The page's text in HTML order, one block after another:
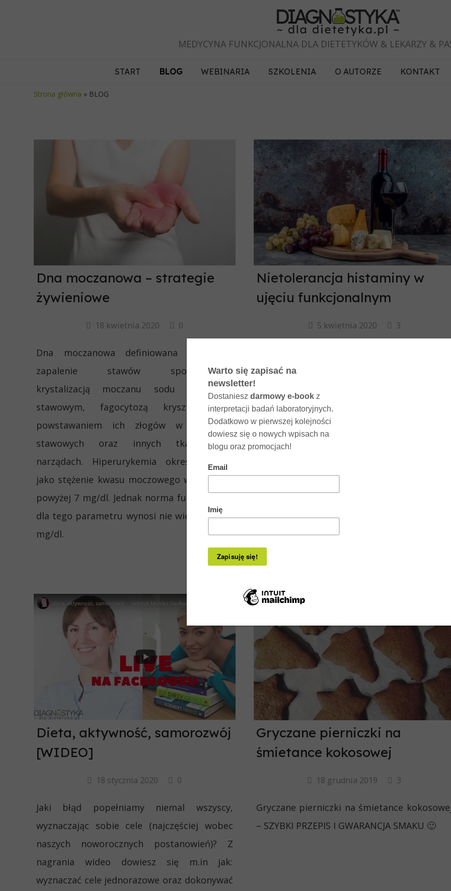
MEDYCYNA FUNKCJONALNA DLA DIETETYKÓW & LEKARZY &
START BLOG WEBINARIA SZKOLENIA O AUTORZE KONTAKT
Strona główna » BLOG
Dna moczanowa – strategie
żywieniowe
18 kwietnia 2020 0
Dna moczanowa definiowana jest jako
zapalenie stawów spowodowane
krystalizacją moczanu sodu w płynie
stawowym, fagocytozą kryształków i
powstawaniem ich złogów w tkankach
stawowych oraz innych tkankach i
narządach. Hiperurykemia określana jest
jako stężenie kwasu moczowego w surowicy
powyżej 7 mg/dl. Jednak norma funkcjonalna
dla tego parametru wynosi nie więcej niż 4,2
mg/dl.
Nietolerancja histaminy w
ujęciu funkcjonalnym
5 kwietnia 2020 3
produkowaną przez komórki żołądka,
prawidłową degradację odpowiada enzym:
DAO (diamonooksydaza) i/lub HMNT (N-
metylotransferaza histaminy). DAO rozkłada
powstaje z histydyny pod wpływem enzymu
oraz grzybów.
Dieta, aktywność, samorozwój
[WIDEO]
18 stycznia 2020 0
Jaki błąd popełniamy niemal wszyscy,
wyznaczając sobie cele (najczęściej wobec
naszych noworocznych postanowień)? Z
nagrania wideo dowiesz się m.in jak:
wyznaczać cele jednorazowe oraz dokonywać
Gryczane pierniczki na
śmietance kokosowej
18 grudnia 2019 3
Gryczane pierniczki na śmietance
– SZYBKI PRZEPIS I GWARANCJA SMAKU 🙂